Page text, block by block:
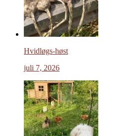
Hvidløgs-høst
juli 7, 2026